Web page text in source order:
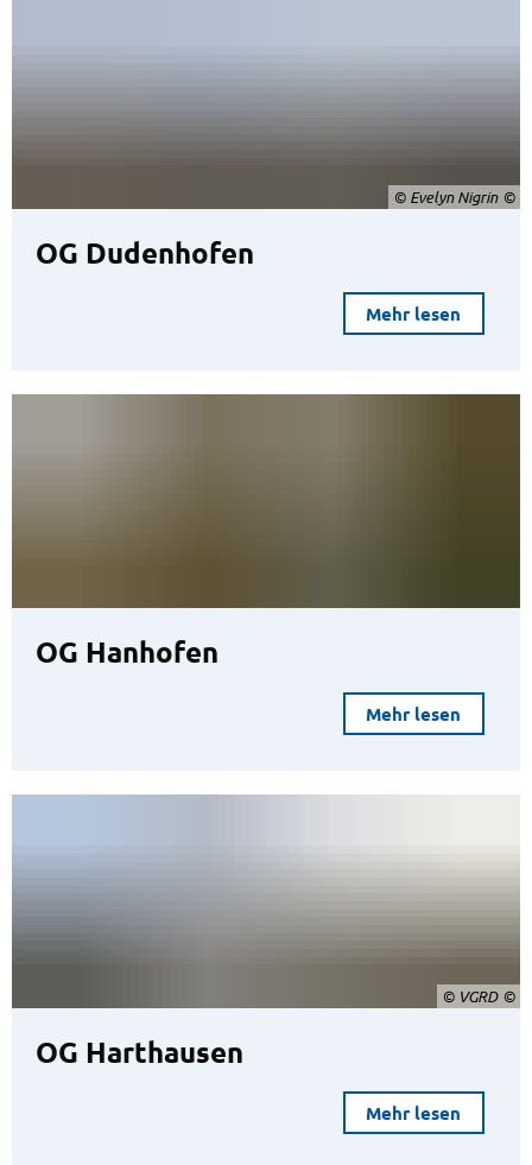
© Evelyn Nigrin
OG Dudenhofen
Mehr lesen
OG Hanhofen
Mehr lesen
© VGRD
OG Harthausen
Mehr lesen